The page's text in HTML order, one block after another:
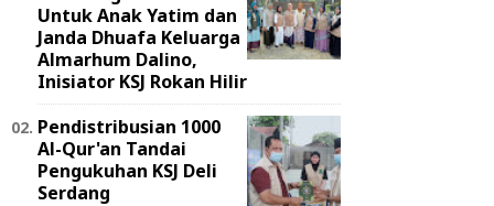
Untuk Anak Yatim dan
Janda Dhuafa Keluarga
Almarhum Dalino,
Inisiator KSJ Rokan Hilir
Pendistribusian 1000
Al-Qur'an Tandai
Pengukuhan KSJ Deli
Serdang